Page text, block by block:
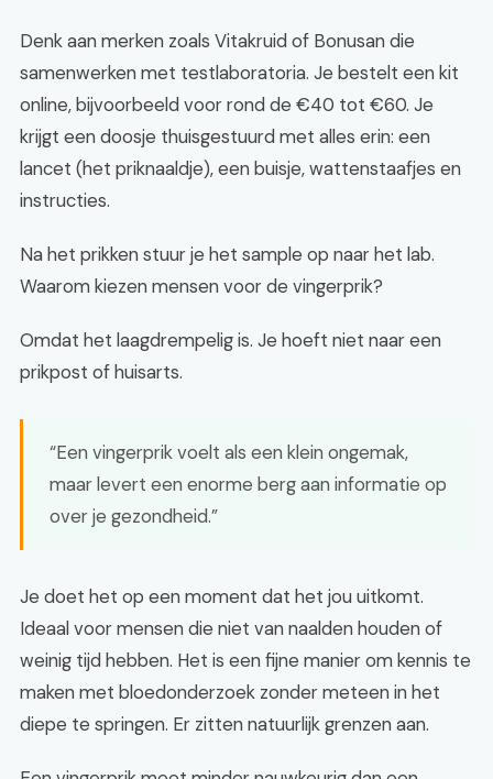
Denk aan merken zoals Vitakruid of Bonusan die
samenwerken met testlaboratoria. Je bestelt een kit
online, bijvoorbeeld voor rond de €40 tot €60. Je
krijgt een doosje thuisgestuurd met alles erin: een
lancet (het priknaaldje), een buisje, wattenstaafjes en
instructies.
Na het prikken stuur je het sample op naar het lab.
Waarom kiezen mensen voor de vingerprik?
Omdat het laagdrempelig is. Je hoeft niet naar een
prikpost of huisarts.
“Een vingerprik voelt als een klein ongemak,
maar levert een enorme berg aan informatie op
over je gezondheid.”
Je doet het op een moment dat het jou uitkomt.
Ideaal voor mensen die niet van naalden houden of
weinig tijd hebben. Het is een fijne manier om kennis te
maken met bloedonderzoek zonder meteen in het
diepe te springen. Er zitten natuurlijk grenzen aan.